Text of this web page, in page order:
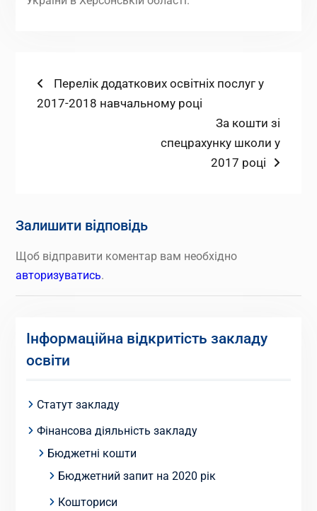
Навігація
записів
Попередній
запис:
Перелік додаткових освітніх послуг у
2017-2018 навчальному році
Наступний
запис:
За кошти зі
спецрахунку школи у
2017 році
Залишити відповідь
Щоб відправити коментар вам необхідно
авторизуватись.
Інформаційна відкритість закладу
освіти
Статут закладу
Фінансова діяльність закладу
Бюджетні кошти
Бюджетний запит на 2020 рік
Кошториси